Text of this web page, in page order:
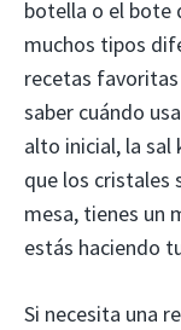
botella o el bote
muchos tipos
recetas
saber cuándo
alto inicial, la sal
que los cristales
mesa, tienes un
estás haciendo
Si necesita una